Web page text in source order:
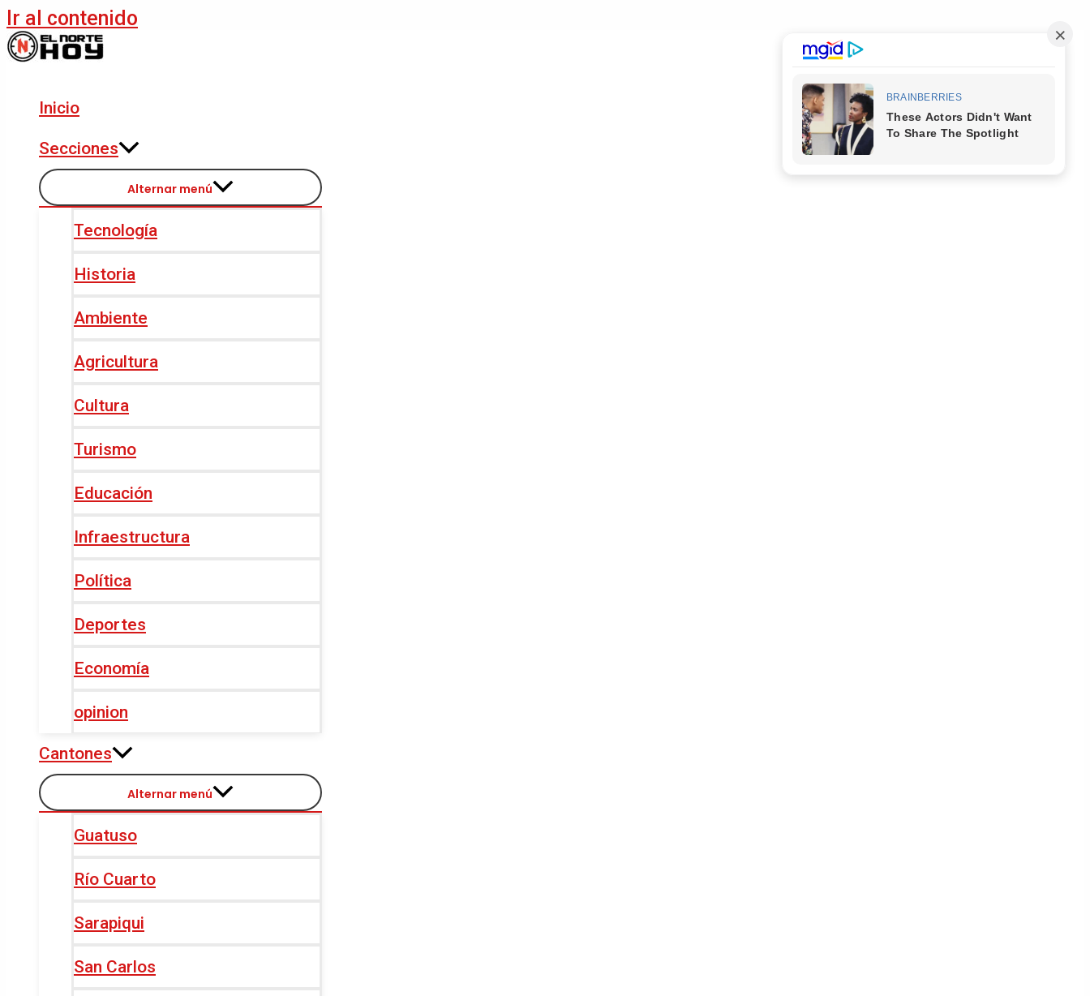
Ir al contenido
Inicio
Secciones
Alternar menú
Tecnología
Historia
Ambiente
Agricultura
Cultura
Turismo
Educación
Infraestructura
Política
Deportes
Economía
opinion
Cantones
Alternar menú
Guatuso
Río Cuarto
Sarapiqui
San Carlos